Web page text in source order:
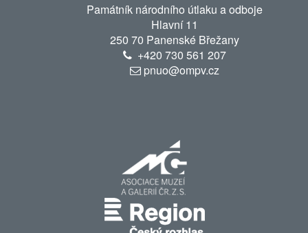
Památník národního útlaku a odboje
Hlavní 11
250 70 Panenské Břežany
+420 730 561 207
pnuo@ompv.cz